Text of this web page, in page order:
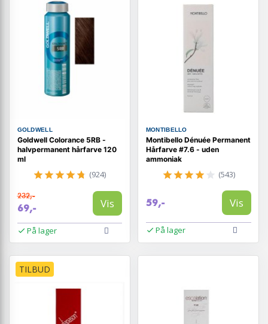
GOLDWELL
Goldwell Colorance 5RB -
halvpermanent hårfarve 120
ml
(924)
232,-
69,- Vis
På lager
MONTIBELLO
Montibello Dénuée Permanent
Hårfarve #7.6 - uden
ammoniak
(543)
59,- Vis
På lager
TILBUD